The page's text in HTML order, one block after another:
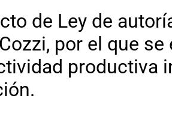
de Ley de
por el que
productiva